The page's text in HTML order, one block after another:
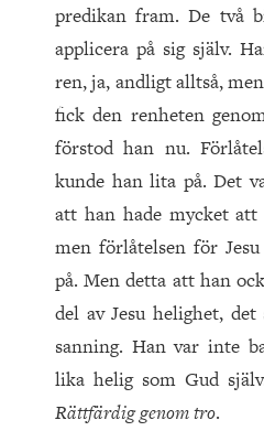
predikan fram. De två
applicera på sig själv.
ren, ja, andligt alltså,
fick den renheten
förstod han nu.
kunde han lita på. Det
att han hade mycket att
men förlåtelsen för
på. Men detta att han
del av Jesu helighet,
sanning. Han var inte
lika helig som Gud
Rättfärdig genom tro.